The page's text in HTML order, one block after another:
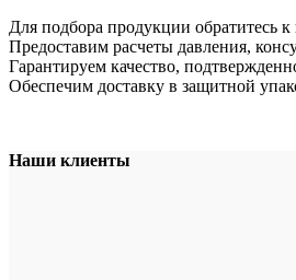
Для подбора продукции обратитесь
Предоставим расчеты давления,
Гарантируем качество,
Обеспечим доставку в защитной
Наши клиенты